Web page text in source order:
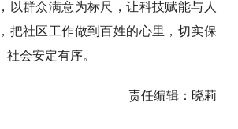
以群众满意为标尺，让科技赋能与人
把社区工作做到百姓的心里，切实保
社会安定有序。
责任编辑：晓莉